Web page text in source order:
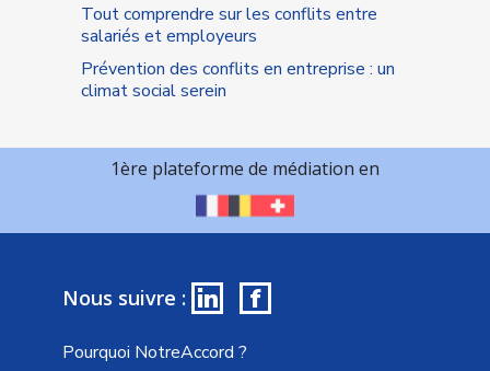
Tout comprendre sur les conflits entre
salariés et employeurs
Prévention des conflits en entreprise : un
climat social serein
1ère plateforme de médiation en
Nous suivre : in f
Pourquoi NotreAccord ?